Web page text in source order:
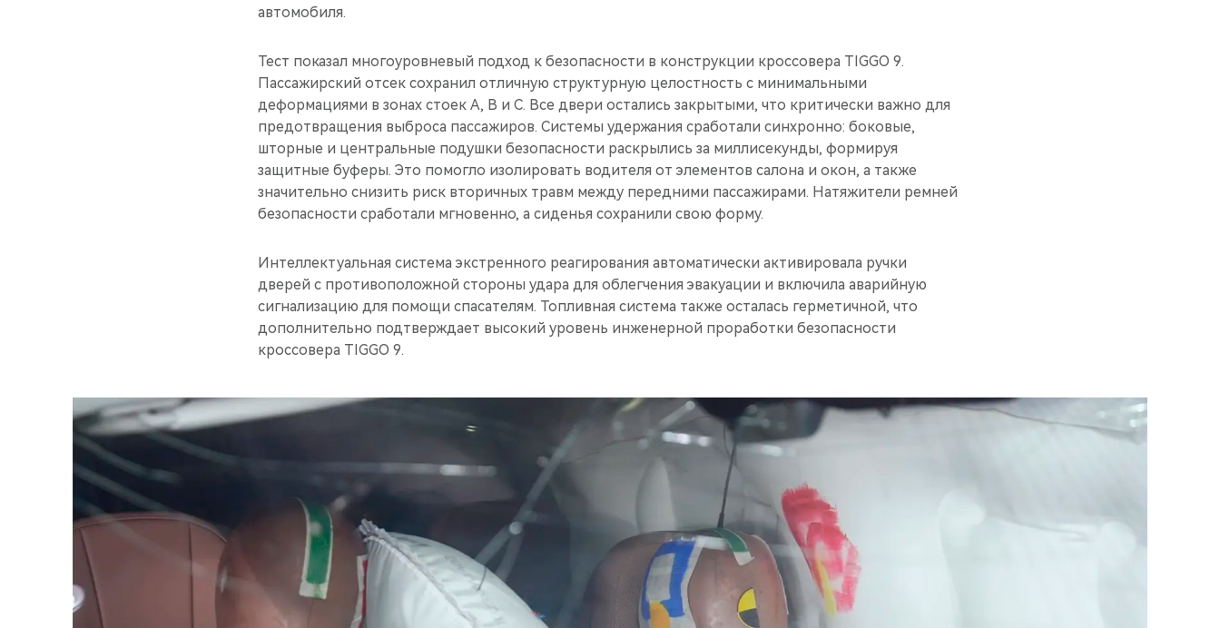
автомобиля.
Тест показал многоуровневый подход к безопасности в конструкции кроссовера TIGGO 9.
Пассажирский отсек сохранил отличную структурную целостность с минимальными
деформациями в зонах стоек A, B и C. Все двери остались закрытыми, что критически важно для
предотвращения выброса пассажиров. Системы удержания сработали синхронно: боковые,
шторные и центральные подушки безопасности раскрылись за миллисекунды, формируя
защитные буферы. Это помогло изолировать водителя от элементов салона и окон, а также
значительно снизить риск вторичных травм между передними пассажирами. Натяжители ремней
безопасности сработали мгновенно, а сиденья сохранили свою форму.
Интеллектуальная система экстренного реагирования автоматически активировала ручки
дверей с противоположной стороны удара для облегчения эвакуации и включила аварийную
сигнализацию для помощи спасателям. Топливная система также осталась герметичной, что
дополнительно подтверждает высокий уровень инженерной проработки безопасности
кроссовера TIGGO 9.